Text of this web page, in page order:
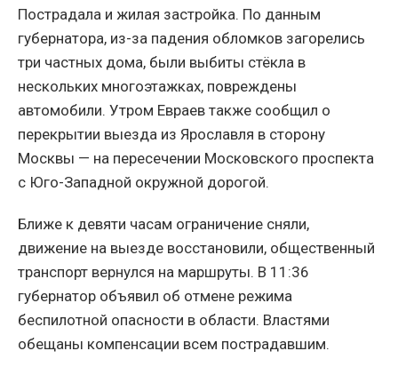
Пострадала и жилая застройка. По данным
губернатора, из-за падения обломков загорелись
три частных дома, были выбиты стёкла в
нескольких многоэтажках, повреждены
автомобили. Утром Евраев также сообщил о
перекрытии выезда из Ярославля в сторону
Москвы — на пересечении Московского проспекта
с Юго-Западной окружной дорогой.
Ближе к девяти часам ограничение сняли,
движение на выезде восстановили, общественный
транспорт вернулся на маршруты. В 11:36
губернатор объявил об отмене режима
беспилотной опасности в области. Властями
обещаны компенсации всем пострадавшим.